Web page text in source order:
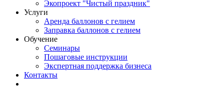
Экопроект "Чистый праздник"
Услуги
Аренда баллонов с гелием
Заправка баллонов с гелием
Обучение
Семинары
Пошаговые инструкции
Экспертная поддержка бизнеса
Контакты